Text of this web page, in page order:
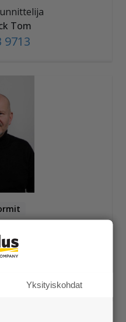
Tom
9713
Yksityiskohdat